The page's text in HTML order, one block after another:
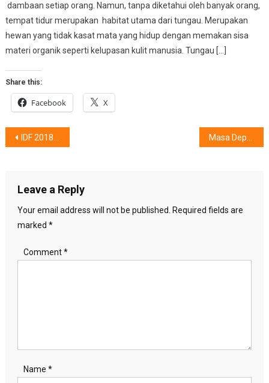
dambaan setiap orang. Namun, tanpa diketahui oleh banyak orang,
tempat tidur merupakan habitat utama dari tungau. Merupakan
hewan yang tidak kasat mata yang hidup dengan memakan sisa
materi organik seperti kelupasan kulit manusia. Tungau […]
Share this:
Facebook X
Post
IDF 2018 : Kreativitas 3 ‘Dara’
Leave a Reply
Your email address will not be published.
Required fields are
marked *
Comment*
Name *